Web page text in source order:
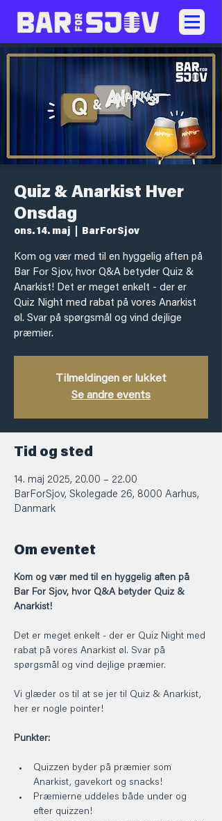
Quiz & Anarkist Hver
Onsdag
ons. 14. maj BarForSjov
Kom og vær med til en hyggelig aften på
Bar For Sjov, hvor Q&A betyder Quiz &
Anarkist! Det er meget enkelt - der er
Quiz Night med rabat på vores Anarkist
øl. Svar på spørgsmål og vind dejlige
præmier.
Tilmeldingen er lukket
Se andre events
Tid og sted
14. maj 2025, 20.00 – 22.00
BarForSjov, Skolegade 26, 8000 Aarhus,
Danmark
Om eventet
Kom og vær med til en hyggelig aften på
Bar For Sjov, hvor Q&A betyder Quiz &
Anarkist!
Det er meget enkelt - der er Quiz Night med
rabat på vores Anarkist øl. Svar på
spørgsmål og vind dejlige præmier.
Vi glæder os til at se jer til Quiz & Anarkist,
her er nogle pointer!
Punkter:
Quizzen byder på præmier som
Anarkist, gavekort og snacks!
Præmierne uddeles både under og
efter quizzen!